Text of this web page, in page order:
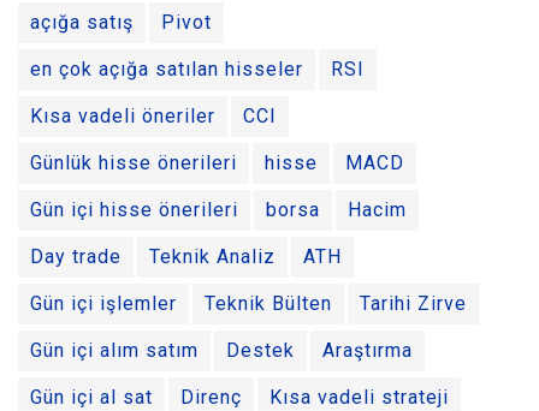
açığa satış Pivot
en çok açığa satılan hisseler RSI
Kısa vadeli öneriler CCI
Günlük hisse önerileri hisse MACD
Gün içi hisse önerileri borsa Hacim
Day trade Teknik Analiz ATH
Gün içi işlemler Teknik Bülten Tarihi Zirve
Gün içi alım satım Destek Araştırma
Gün içi al sat Direnç Kısa vadeli strateji